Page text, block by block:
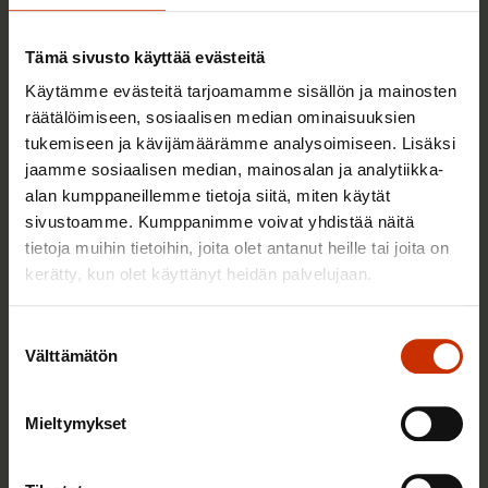
Tämä sivusto käyttää evästeitä
Käytämme evästeitä tarjoamamme sisällön ja mainosten
räätälöimiseen, sosiaalisen median ominaisuuksien
tukemiseen ja kävijämäärämme analysoimiseen. Lisäksi
jaamme sosiaalisen median, mainosalan ja analytiikka-
alan kumppaneillemme tietoja siitä, miten käytät
sivustoamme. Kumppanimme voivat yhdistää näitä
tietoja muihin tietoihin, joita olet antanut heille tai joita on
kerätty, kun olet käyttänyt heidän palvelujaan.
valinta
Välttämätön
Mieltymykset
3.6.2026 13:34
juristin vastaukset!